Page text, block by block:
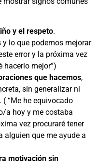
y el respeto.
lo que podemos mejorar
error y la próxima vez
hacerlo mejor”)
que hacemos,
sin generalizar ni
“Me he equivocado
a hoy y me costaba
vez procuraré tener
alguien que me ayude a
motivación sin